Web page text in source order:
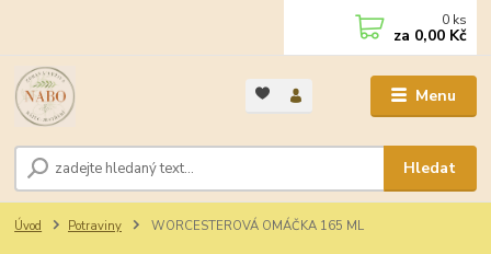
Menu
Hledat
0 ks
za 0,00 Kč
Úvod Potraviny WORCESTEROVÁ OMÁČKA 165 ML